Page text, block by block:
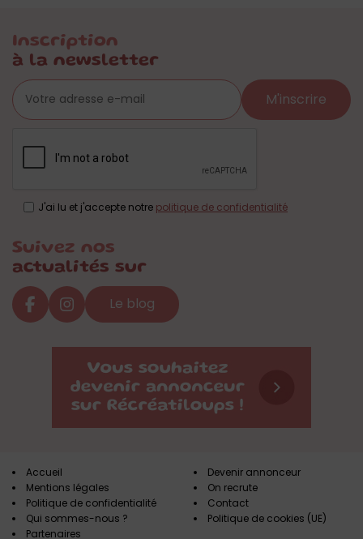
Inscription
à la newsletter
M'inscrire
J'ai lu et j'accepte notre politique de confidentialité
Suivez nos
actualités sur
Le blog
Accueil
Mentions légales
Politique de confidentialité
Qui sommes-nous ?
Partenaires
Devenir annonceur
On recrute
Contact
Politique de cookies (UE)